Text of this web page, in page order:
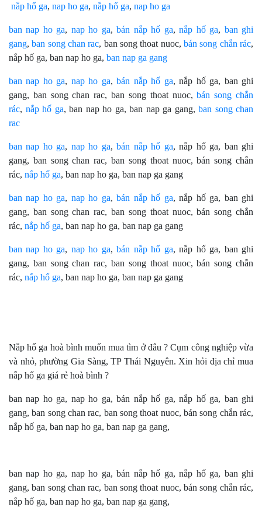
nắp hố ga, nap ho ga, nắp hố ga, nap ho ga
ban nap ho ga, nap ho ga,bán nắp hố ga,nắp hố ga, ban ghi
gang,ban song chan rac, ban song thoat nuoc,bán song chắn rác,
nắp hố ga, ban nap ho ga, ban nap ga gang
ban nap ho ga, nap ho ga,bán nắp hố ga, nắp hố ga, ban ghi
gang, ban song chan rac, ban song thoat nuoc,bán song chắn
rác, nắp hố ga, ban nap ho ga, ban nap ga gang, ban song chan
rac
ban nap ho ga, nap ho ga,bán nắp hố ga, nắp hố ga, ban ghi
gang, ban song chan rac, ban song thoat nuoc, bán song chắn
rác, nắp hố ga, ban nap ho ga, ban nap ga gang
ban nap ho ga, nap ho ga,bán nắp hố ga, nắp hố ga, ban ghi
gang, ban song chan rac, ban song thoat nuoc, bán song chắn
rác, nắp hố ga, ban nap ho ga, ban nap ga gang
ban nap ho ga, nap ho ga,bán nắp hố ga, nắp hố ga, ban ghi
gang, ban song chan rac, ban song thoat nuoc, bán song chắn
rác, nắp hố ga, ban nap ho ga, ban nap ga gang
Nắp hố ga hoà bình muốn mua tìm ở đâu ? Cụm công nghiệp vừa
và nhỏ, phường Gia Sàng, TP Thái Nguyên. Xin hỏi địa chỉ mua
nắp hố ga giá rẻ hoà bình ?
ban nap ho ga, nap ho ga, bán nắp hố ga, nắp hố ga, ban ghi
gang, ban song chan rac, ban song thoat nuoc, bán song chắn rác,
nắp hố ga, ban nap ho ga, ban nap ga gang,
ban nap ho ga, nap ho ga, bán nắp hố ga, nắp hố ga, ban ghi
gang, ban song chan rac, ban song thoat nuoc, bán song chắn rác,
nắp hố ga, ban nap ho ga, ban nap ga gang,